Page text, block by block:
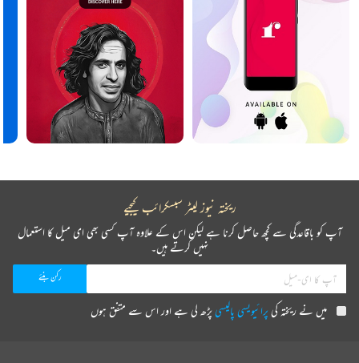
ریختہ نیوز لیٹر سبسکرائب کیجیے
آپ کو باقاعدگی سے کچھ حاصل کرنا ہے لیکن اس کے علاوہ آپ کسی بھی ای میل کا استعمال
نہیں کرتے ہیں۔
میں نے ریختہ کیپرائیویسی پالیسیپڑھ لی ہے اور اس سے متفق ہوں